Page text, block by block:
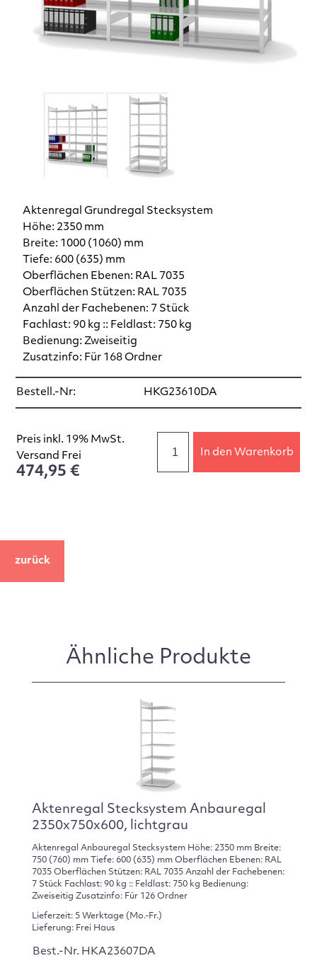
Aktenregal Grundregal Stecksystem
Höhe: 2350 mm
Breite: 1000 (1060) mm
Tiefe: 600 (635) mm
Oberflächen Ebenen: RAL 7035
Oberflächen Stützen: RAL 7035
Anzahl der Fachebenen: 7 Stück
Fachlast: 90 kg :: Feldlast: 750 kg
Bedienung: Zweiseitig
Zusatzinfo: Für 168 Ordner
Bestell.-Nr: HKG23610DA
Preis inkl. 19% MwSt.
Versand Frei
474,95 €
In den Warenkorb
zurück
Ähnliche Produkte
Aktenregal Stecksystem Anbauregal
2350x750x600, lichtgrau
Aktenregal Anbauregal Stecksystem Höhe: 2350 mm Breite:
750 (760) mm Tiefe: 600 (635) mm Oberflächen Ebenen: RAL
7035 Oberflächen Stützen: RAL 7035 Anzahl der Fachebenen:
7 Stück Fachlast: 90 kg :: Feldlast: 750 kg Bedienung:
Zweiseitig Zusatzinfo: Für 126 Ordner
Lieferzeit: 5 Werktage (Mo.-Fr.)
Lieferung: Frei Haus
Best.-Nr. HKA23607DA